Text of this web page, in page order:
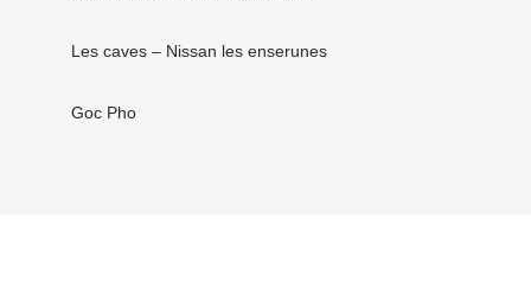
Les caves – Nissan les enserunes
Goc Pho